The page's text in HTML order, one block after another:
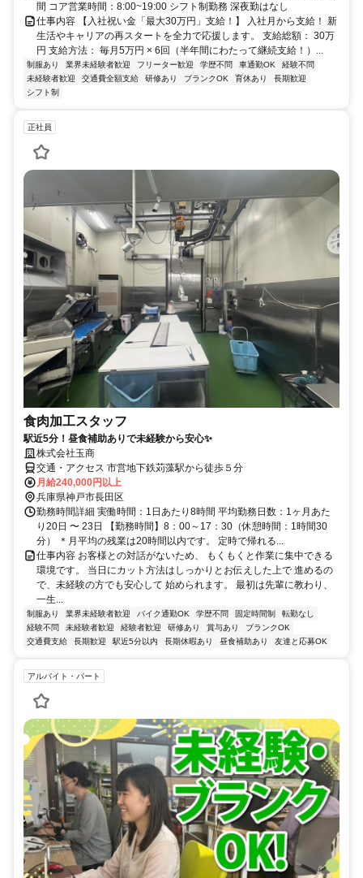
間 コア営業時間：8:00~19:00 シフト制勤務 深夜勤はなし
仕事内容 【入社祝い金「最大30万円」支給！】 入社月から支給！ 新
生活やキャリアの再スタートを全力で応援します。 支給総額： 30万
円 支給方法： 毎月5万円 × 6回（半年間にわたって継続支給！）...
制服あり 業界未経験者歓迎 フリーター歓迎 学歴不問 車通勤OK
経験不問
未経験者歓迎
交通費全額支給 研修あり ブランクOK 育休あり
長期歓迎
シフト制
正社員
食肉加工スタッフ
駅近5分！昼食補助ありで未経験から安心✨
株式会社玉商
交通・アクセス 市営地下鉄苅藻駅から徒歩５分
月給240,000円以上
兵庫県神戸市長田区
勤務時間詳細 実働時間：1日あたり8時間 平均勤務日数：1ヶ月あた
り20日 〜 23日 【勤務時間】8：00～17：30（休憩時間：1時間30
分） ＊月平均の残業は20時間以内です。 定時で帰れる...
仕事内容 お客様との対話がないため、 もくもくと作業に集中できる
環境です。 当日にカット方法はしっかりとお伝えした上で 進めるの
で、未経験の方でも安心して 始められます。 最初は先輩に教わり、
一生...
制服あり 業界未経験者歓迎 バイク通勤OK 学歴不問 固定時間制
転勤なし
経験不問
未経験者歓迎 経験者歓迎 研修あり 賞与あり
ブランクOK
交通費支給
長期歓迎 駅近5分以内 長期休暇あり 昼食補助あり 友達と応募OK
アルバイト・パート